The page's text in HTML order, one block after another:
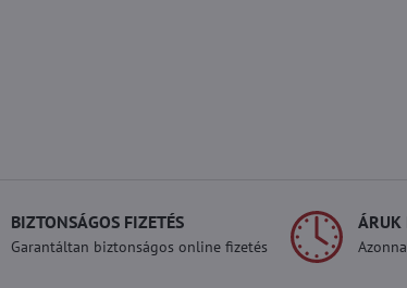
BIZTONSÁGOS FIZETÉS
Garantáltan biztonságos online fizetés
ÁRUK